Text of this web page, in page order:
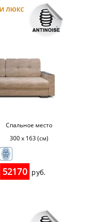
ЛЮКС
Спальное место
300 х 163 (см)
52170 руб.